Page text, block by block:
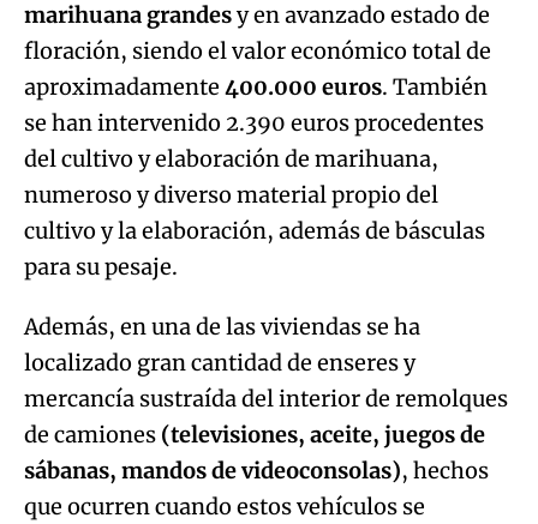
marihuana grandesy en avanzado estado de
floración, siendo el valor económico total de
aproximadamente 400.000 euros. También
se han intervenido 2.390 euros procedentes
del cultivo y elaboración de marihuana,
numeroso y diverso material propio del
cultivo y la elaboración, además de básculas
para su pesaje.
Además, en una de las viviendas se ha
localizado gran cantidad de enseres y
mercancía sustraída del interior de remolques
de camiones (televisiones, aceite, juegos de
sábanas, mandos de videoconsolas), hechos
que ocurren cuando estos vehículos se